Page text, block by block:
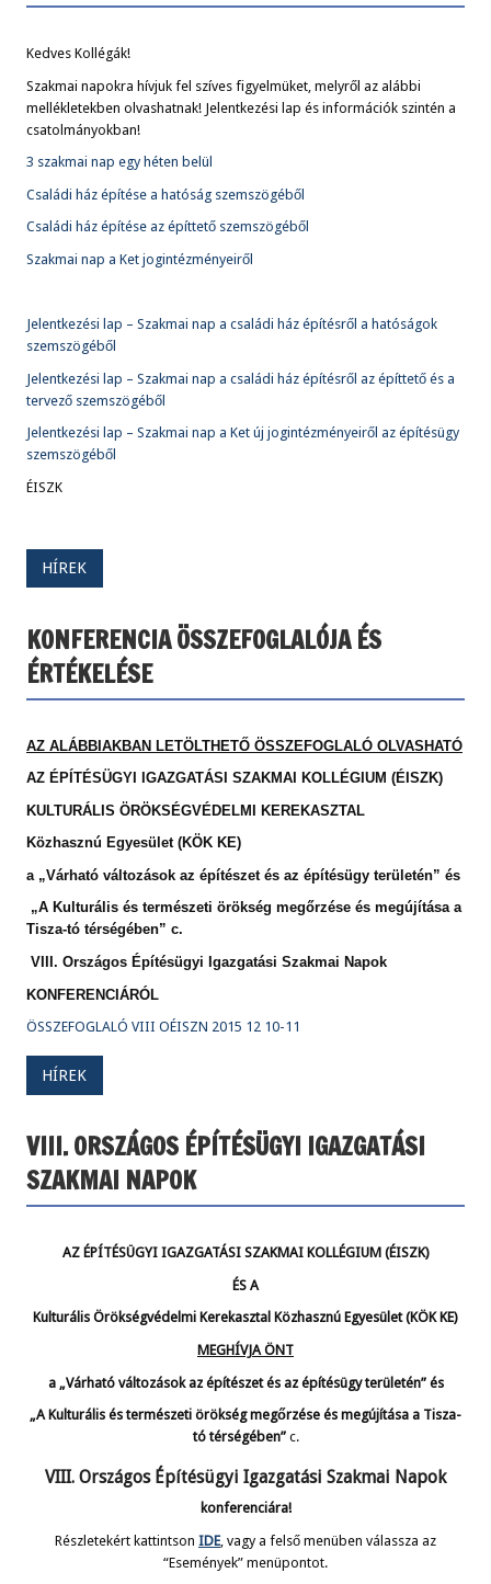
Kedves Kollégák!
Szakmai napokra hívjuk fel szíves figyelmüket, melyről az alábbi
mellékletekben olvashatnak! Jelentkezési lap és információk szintén a
csatolmányokban!
3 szakmai nap egy héten belül
Családi ház építése a hatóság szemszögéből
Családi ház építése az építtető szemszögéből
Szakmai nap a Ket jogintézményeiről
Jelentkezési lap – Szakmai nap a családi ház építésről a hatóságok
szemszögéből
Jelentkezési lap – Szakmai nap a családi ház építésről az építtető és a
tervező szemszögéből
Jelentkezési lap – Szakmai nap a Ket új jogintézményeiről az építésügy
szemszögéből
ÉISZK
HÍREK
KONFERENCIA ÖSSZEFOGLALÓJA ÉS
ÉRTÉKELÉSE
AZ ALÁBBIAKBAN LETÖLTHETŐ ÖSSZEFOGLALÓ OLVASHATÓ
AZ ÉPÍTÉSÜGYI IGAZGATÁSI SZAKMAI KOLLÉGIUM (ÉISZK)
KULTURÁLIS ÖRÖKSÉGVÉDELMI KEREKASZTAL
Közhasznú Egyesület (KÖK KE)
a „Várható változások az építészet és az építésügy területén” és
„A Kulturális és természeti örökség megőrzése és megújítása a
Tisza-tó térségében” c.
VIII. Országos Építésügyi Igazgatási Szakmai Napok
KONFERENCIÁRÓL
ÖSSZEFOGLALÓ VIII OÉISZN 2015 12 10-11
HÍREK
VIII. ORSZÁGOS ÉPÍTÉSÜGYI IGAZGATÁSI
SZAKMAI NAPOK
AZ ÉPÍTÉSÜGYI IGAZGATÁSI SZAKMAI KOLLÉGIUM (ÉISZK)
ÉS A
Kulturális Örökségvédelmi Kerekasztal Közhasznú Egyesület (KÖK KE)
MEGHÍVJA ÖNT
a „Várható változások az építészet és az építésügy területén” és
„A Kulturális és természeti örökség megőrzése és megújítása a Tisza-
tó térségében” c.
VIII. Országos Építésügyi Igazgatási Szakmai Napok
konferenciára!
Részletekért kattintson IDE, vagy a felső menüben válassza az
“Események” menüpontot.